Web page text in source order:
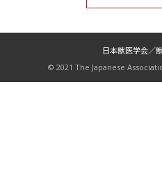
日本獣医学会／
© 2021 The Japanese